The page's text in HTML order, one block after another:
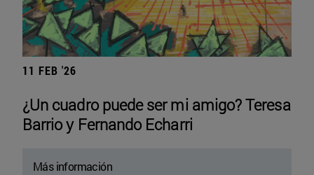
11 FEB '26
¿Un cuadro puede ser mi amigo? Teresa
Barrio y Fernando Echarri
Más información